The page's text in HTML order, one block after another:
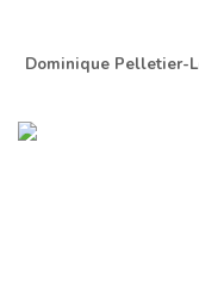
Dominique Pelletier-